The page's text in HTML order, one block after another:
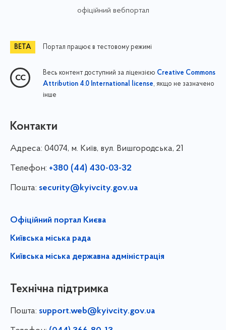
офіційний вебпортал
Портал працює в тестовому режимі
Весь контент доступний за ліцензією Creative Commons
Attribution 4.0 International license, якщо не зазначено
інше
Контакти
Адреса: 04074, м. Київ, вул. Вишгородська, 21
Телефон: +380 (44) 430-03-32
Пошта: security@kyivcity.gov.ua
Офіційний портал Києва
Київська міська рада
Київська міська державна адміністрація
Технічна підтримка
Пошта: support.web@kyivcity.gov.ua